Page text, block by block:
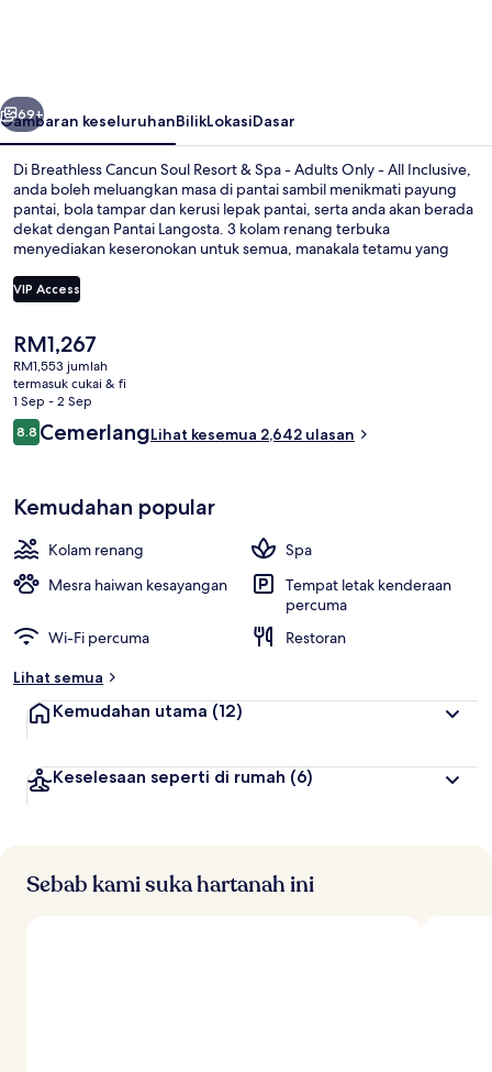
Spa
-
Adults
Only
All
Inclusive
Seterusnya
69+
Gambaran keseluruhanBilikLokasiDasar
Di Breathless Cancun Soul Resort & Spa - Adults Only - All Inclusive,
anda boleh meluangkan masa di pantai sambil menikmati payung
pantai, bola tampar dan kerusi lepak pantai, serta anda akan berada
dekat dengan Pantai Langosta. 3 kolam renang terbuka
menyediakan keseronokan untuk semua, manakala tetamu yang
urutan tisu mendalam, aromaterapi dan hidroterapi. Spoon, salah
sebuah daripada 10 restoran, menawarkan pemandangan lautan
termasuk 2 bar renang naik, teres atas bumbung, dan bar tepi
kolam. Pengembara lain memuji tentang kakitangan dan restoran.
VIP Access
Harga
semasa
ialah
RM1,267
RM1,267
RM1,553 jumlah
termasuk cukai & fi
1 Sep - 2 Sep
Ulasan
8.88.8 daripada 10
CemerlangLihat kesemua 2,642 ulasan
Kemudahan popular
Kolam renang
Spa
Mesra haiwan kesayangan
Tempat letak kenderaan
percuma
Wi-Fi percuma
Restoran
Lihat semua
Kemudahan utama (12)
Keselesaan seperti di rumah (6)
Sebab kami suka hartanah ini